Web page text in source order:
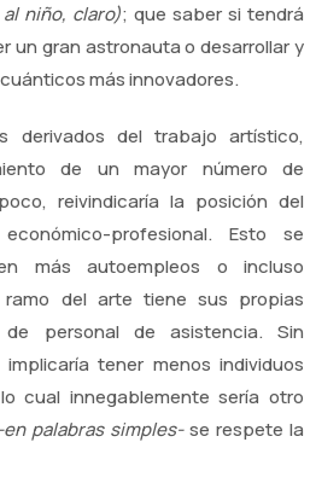
niño, claro); que saber si tendrá
un gran astronauta o desarrollar y
más innovadores.
derivados del trabajo artístico,
de un mayor número de
reivindicaría la posición del
profesional. Esto se
más autoempleos o incluso
del arte tiene sus propias
personal de asistencia. Sin
tener menos individuos
cual innegablemente sería otro
-en palabras simples-se respete la